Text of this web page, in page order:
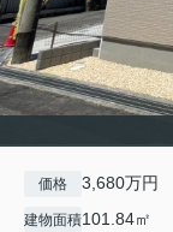
価格 3,680万円
建物面積101.84㎡